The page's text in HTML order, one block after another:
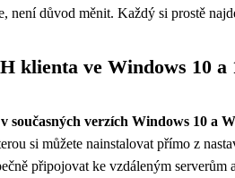
není důvod měnit. Každý si prostě
klienta ve Windows 10 a
současných verzích Windows 10 a
si můžete nainstalovat přímo z
připojovat ke vzdáleným serverům